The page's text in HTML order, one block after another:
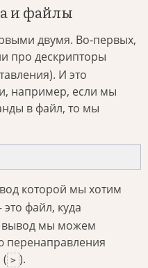
и файлы
двумя. Во-первых,
про дескрипторы
И это
например, если мы
в файл, то мы
которой мы хотим
это файл, куда
вывод мы можем
перенаправления
( > ).